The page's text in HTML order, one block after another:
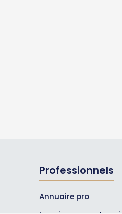
Professionnels
Annuaire pro